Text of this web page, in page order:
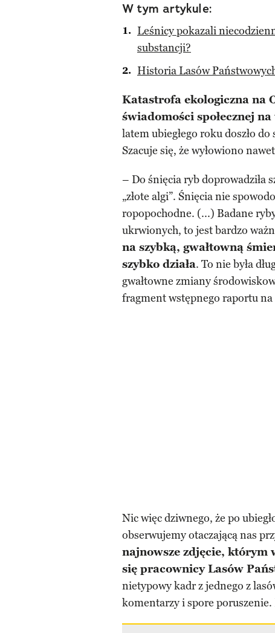
W tym artykule:
Leśnicy pokazali
substancji?
Historia Lasów
Katastrofa ekologiczna na
świadomości społecznej
latem ubiegłego roku doszło
Szacuje się, że wyłowiono
– Do śnięcia ryb doprowadziła
„złote algi”. Śnięcia nie
ropopochodne. (...) Badane
ukrwionych, to jest bardzo
na szybką, gwałtowną
szybko działa. To nie była
gwałtowne zmiany
fragment wstępnego raportu
Nic więc dziwnego, że po
obserwujemy otaczającą nas
najnowsze zdjęcie, którym
się pracownicy Lasów
nietypowy kadr z jednego z
komentarzy i spore poruszenie.